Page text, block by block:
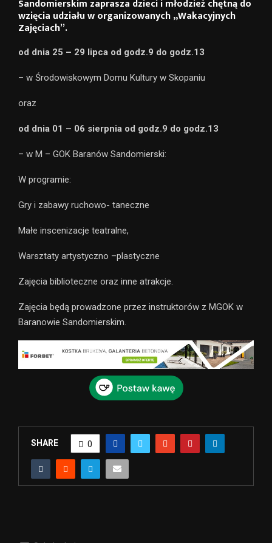
Sandomierskim zaprasza dzieci i młodzież chętną do
wzięcia udziału w organizowanych „Wakacyjnych
Zajęciach”.
od dnia 25 – 29 lipca od godz.9 do godz.13
– w Środowiskowym Domu Kultury w Skopaniu
oraz
od dnia 01 – 06 sierpnia od godz.9 do godz.13
– w M – GOK Baranów Sandomierski:
W programie:
Gry i zabawy ruchowo- taneczne
Małe inscenizacje teatralne,
Warsztaty artystyczno –plastyczne
Zajęcia biblioteczne oraz inne atrakcje.
Zajęcia będą prowadzone przez instruktorów z MGOK w
Baranowie Sandomierskim.
SHARE 0